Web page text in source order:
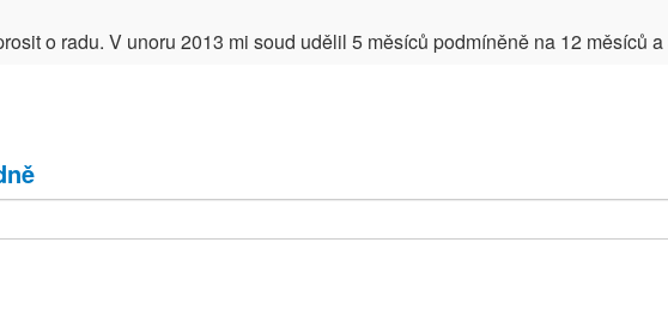
o radu. V unoru 2013 mi soud udělil 5 měsíců podmíněně na 12 měsíců